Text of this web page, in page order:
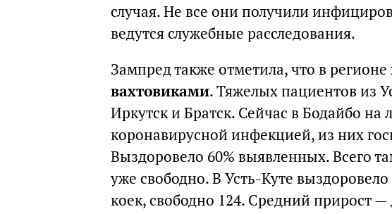
случая. Не все они получили
ведутся служебные расследования.
Зампред также отметила, что в регионе
вахтовиками. Тяжелых пациентов из
Иркутск и Братск. Сейчас в Бодайбо на
коронавирусной инфекцией, из них
Выздоровело 60% выявленных. Всего
уже свободно. В Усть-Куте
коек, свободно 124. Средний прирост —